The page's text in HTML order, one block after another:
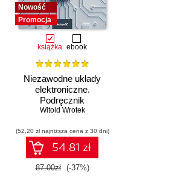
Nowość
Promocja
książka ebook
Niezawodne układy
elektroniczne.
Podręcznik
konstruktora
Witold Wrotek
(52,20 zł najniższa cena z 30 dni)
54.81 zł
87.00zł (-37%)